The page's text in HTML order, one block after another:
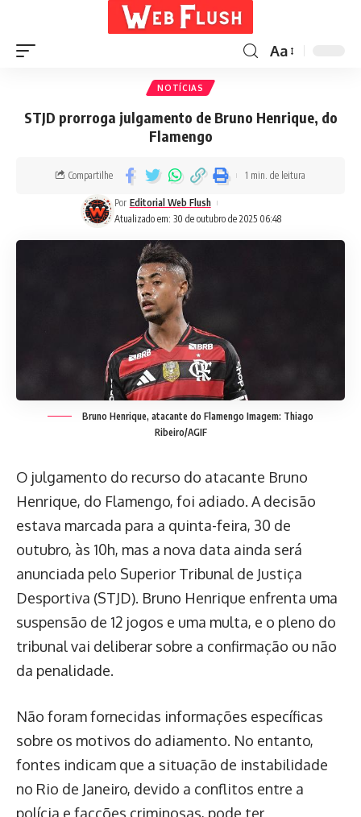
Aa
NOTÍCIAS
STJD prorroga julgamento de Bruno Henrique, do
Flamengo
Atualizado em: 30 de outubro de 2025 06:48
Por Editorial Web Flush
Compartilhe 1 min. de leitura
Bruno Henrique, atacante do Flamengo Imagem: Thiago
Ribeiro/AGIF
O julgamento do recurso do atacante Bruno
Henrique, do Flamengo, foi adiado. A decisão
estava marcada para a quinta-feira, 30 de
outubro, às 10h, mas a nova data ainda será
anunciada pelo Superior Tribunal de Justiça
Desportiva (STJD). Bruno Henrique enfrenta uma
suspensão de 12 jogos e uma multa, e o pleno do
tribunal vai deliberar sobre a confirmação ou não
da penalidade.
Não foram fornecidas informações específicas
sobre os motivos do adiamento. No entanto,
fontes indicam que a situação de instabilidade
no Rio de Janeiro, devido a conflitos entre a
polícia e facções criminosas, pode ter